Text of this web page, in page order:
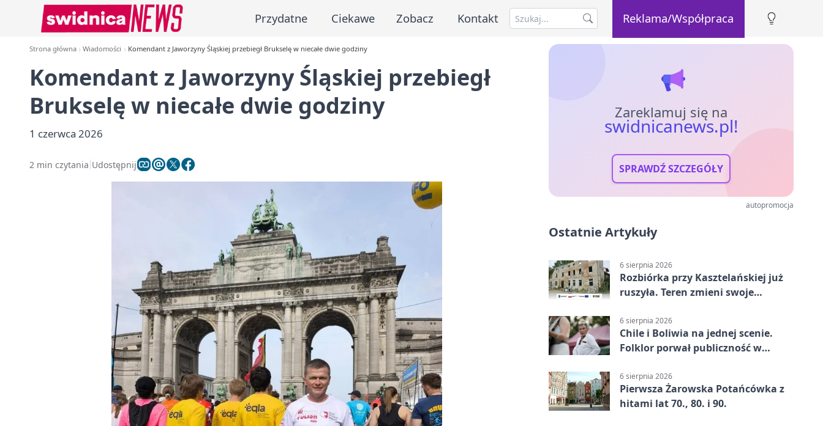
Przydatne Ciekawe Zobacz Kontakt Reklama/Współpraca
Strona główna Wiadomości Komendant z Jaworzyny Śląskiej przebiegł Brukselę w niecałe dwie godziny
Komendant z Jaworzyny Śląskiej przebiegł
Brukselę w niecałe dwie godziny
1 czerwca 2026
2 min czytania Udostępnij
Zareklamuj się na
swidnicanews.pl!
SPRAWDŹ SZCZEGÓŁY
autopromocja
Ostatnie Artykuły
6 sierpnia 2026
Rozbiórka przy Kasztelańskiej już
ruszyła. Teren zmieni swoje
6 sierpnia 2026
Chile i Boliwia na jednej scenie.
Folklor porwał publiczność w
6 sierpnia 2026
Pierwsza Żarowska Potańcówka z
hitami lat 70., 80. i 90.